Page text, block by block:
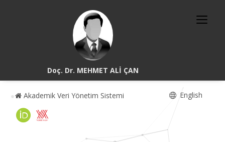
Doç. Dr. MEHMET ALİ ÇAN
Akademik Veri Yönetim Sistemi English